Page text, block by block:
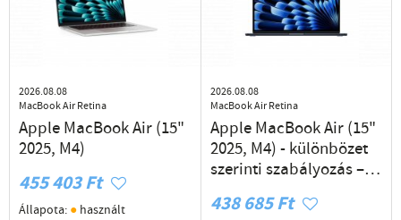
2026.08.08
MacBook Air Retina
Apple MacBook Air (15"
2025, M4)
455 403 Ft
Állapota: ● használt
2026.08.08
MacBook Air Retina
Apple MacBook Air (15"
2025, M4) - különbözet
szerinti szabályozás –
438 685 Ft